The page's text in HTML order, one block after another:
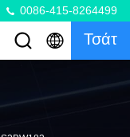
0086-415-8264499
Τσάτ